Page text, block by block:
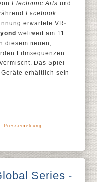
Electronic Arts und
Facebook
erwartete VR-
weltweit am 11.
diesem neuen,
Filmsequenzen
Das Spiel
erhältlich sein
Pressemeldung
Series -